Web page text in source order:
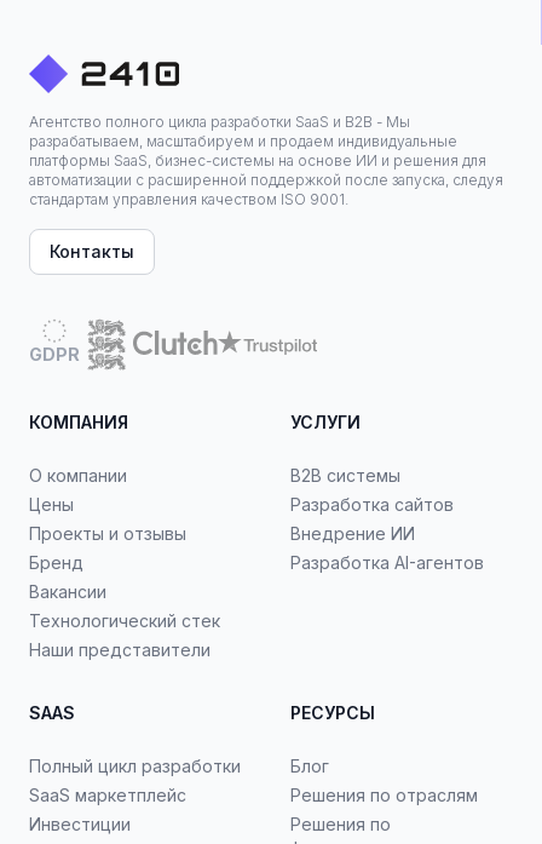
Агентство полного цикла разработки SaaS и B2B - Мы
разрабатываем, масштабируем и продаем индивидуальные
платформы SaaS, бизнес-системы на основе ИИ и решения для
автоматизации с расширенной поддержкой после запуска, следуя
стандартам управления качеством ISO 9001.
Контакты
GDPR
КОМПАНИЯ
О компании
Цены
Проекты и отзывы
Бренд
Вакансии
Технологический стек
Наши представители
УСЛУГИ
B2B системы
Разработка сайтов
Внедрение ИИ
Разработка AI-агентов
SAAS
Полный цикл разработки
SaaS маркетплейс
Инвестиции
РЕСУРСЫ
Блог
Решения по отраслям
Решения по